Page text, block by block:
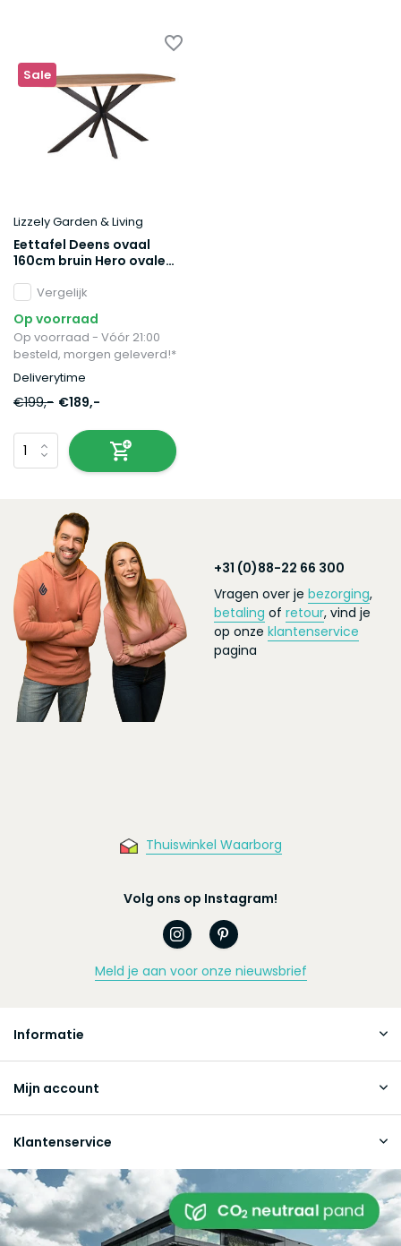
Sale
Lizzely Garden & Living
Eettafel Deens ovaal
160cm bruin Hero ovale
Vergelijk
Op voorraad
Op voorraad - Vóór 21:00
besteld, morgen geleverd!*
Deliverytime
€199,- €189,-
+31 (0)88-22 66 300
Vragen over je bezorging,
betaling of retour, vind je
op onze klantenservice
pagina
Thuiswinkel Waarborg
Volg ons op Instagram!
Meld je aan voor onze nieuwsbrief
Informatie
Mijn account
Klantenservice